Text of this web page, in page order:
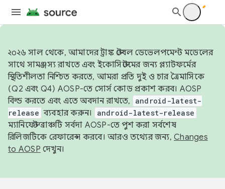
২০২৬ সাল থেকে, আমাদের ট্রাঙ্ক স্টেবল ডেভেলপমেন্ট মডেলের
সাথে সামঞ্জস্য রাখতে এবং ইকোসিস্টেমের জন্য প্ল্যাটফর্মের
স্থিতিশীলতা নিশ্চিত করতে, আমরা প্রতি দুই ও চার ত্রৈমাসিকে
(Q2 এবং Q4) AOSP-তে সোর্স কোড প্রকাশ করব। AOSP
বিল্ড করতে এবং এতে অবদান রাখতে,
android-latest-
release ব্যবহার করুন। android-latest-release
ম্যানিফেস্ট ব্রাঞ্চটি সর্বদা AOSP-তে পুশ করা সর্বশেষ
রিলিজটিকে রেফারেন্স করবে। আরও তথ্যের জন্য, Changes
to AOSP দেখুন।